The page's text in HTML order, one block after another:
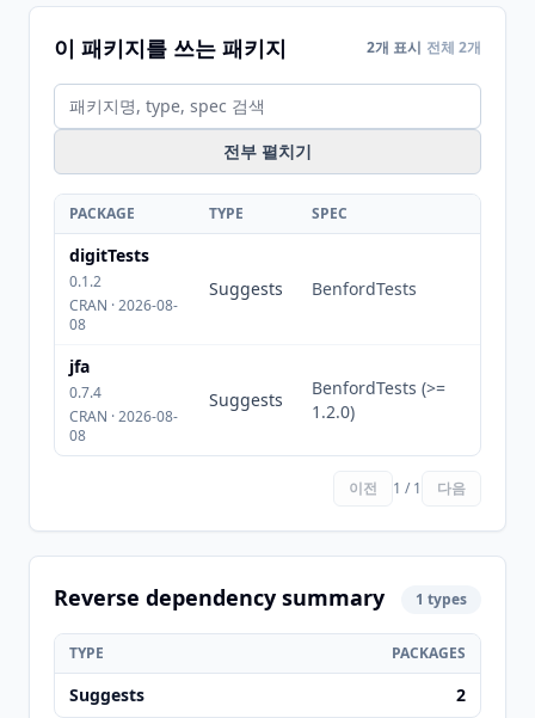
이 패키지를 쓰는 패키지 2개 표시 전체 2개
전부 펼치기
PACKAGE TYPE SPEC
digitTests
0.1.2
CRAN · 2026-08-
08
Suggests BenfordTests
jfa
0.7.4
CRAN · 2026-08-
08
Suggests
BenfordTests (>=
1.2.0)
이전 1 / 1 다음
Reverse dependency summary 1 types
TYPE PACKAGES
Suggests 2